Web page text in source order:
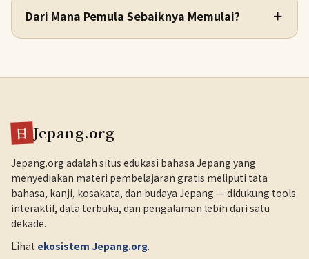
Dari Mana Pemula Sebaiknya Memulai? ＋
日 Jepang.org
Jepang.org adalah situs edukasi bahasa Jepang yang
menyediakan materi pembelajaran gratis meliputi tata
bahasa, kanji, kosakata, dan budaya Jepang — didukung tools
interaktif, data terbuka, dan pengalaman lebih dari satu
dekade.
Lihat ekosistem Jepang.org.